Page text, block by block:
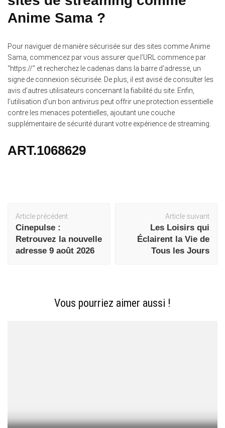
Anime Sama ?
Pour naviguer de manière sécurisée sur des sites comme Anime
Sama, commencez par vous assurer que l’URL commence par
“https://” et recherchez le cadenas dans la barre d’adresse, un
signe de connexion sécurisée. De plus, il est avisé de consulter les
avis d’autres utilisateurs concernant la fiabilité du site. Enfin,
l’utilisation d’un bon antivirus peut offrir une protection essentielle
contre les menaces potentielles, ajoutant une couche
supplémentaire de sécurité durant votre expérience de streaming.
ART.1068629
Navigation
d'article
Article précédent
Cinepulse :
Retrouvez la nouvelle
adresse 9 août 2026
Article suivant
Les Loisirs qui
Éclairent la Vie de
Tous les Jours
Vous pourriez aimer aussi !